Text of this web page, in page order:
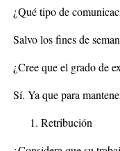
¿Qué tipo de
Salvo los fines de
¿Cree que el grado de
Sí. Ya que para
Retribución